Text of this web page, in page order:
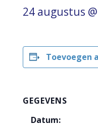
24 augustus
Toevoegen
GEGEVENS
Datum: